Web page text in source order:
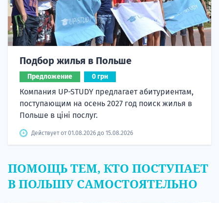
Подбор жилья в Польше
Предложение 0 грн
Компания UP-STUDY предлагает абитуриентам,
поступающим на осень 2027 год поиск жилья в
Польше в ціні послуг.
Действует от 01.08.2026 до 15.08.2026
ПОМОЩЬ ТЕМ, КТО ПОСТУПАЕТ
В ПОЛЬШУ САМОСТОЯТЕЛЬНО